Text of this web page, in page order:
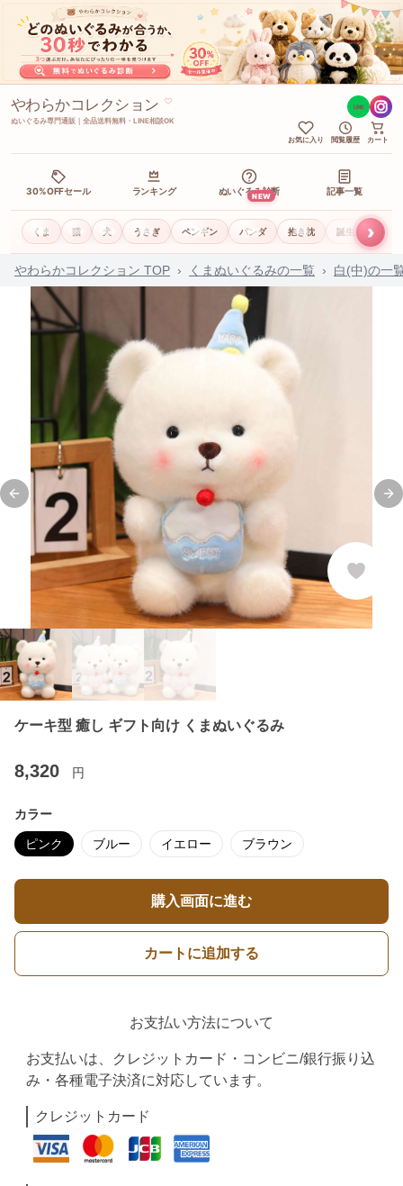
やわらかコレクション ♡
ぬいぐるみ専門通販｜全品送料無料・LINE相談OK
LINE
お気に入り 閲覧履歴 カート
30%OFFセール ランキング ぬいぐるみ診断
NEW 記事一覧
くま 猫 犬 うさぎ ペンギン パンダ 抱き枕 誕生日ギフト
›
やわらかコレクション TOP › くまぬいぐるみの一覧 › 白(中)の一
Previous slide
ケーキ型 癒し ギフト向け くまぬいぐるみ
8,320 円
カラー
ピンク ブルー イエロー ブラウン
購入画面に進む
カートに追加する
お支払い方法について
お支払いは、クレジットカード・コンビニ/銀行振り込
み・各種電子決済に対応しています。
クレジットカード